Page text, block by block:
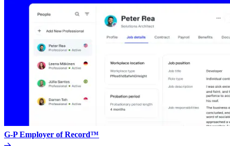
G-P Employer of Record™​​